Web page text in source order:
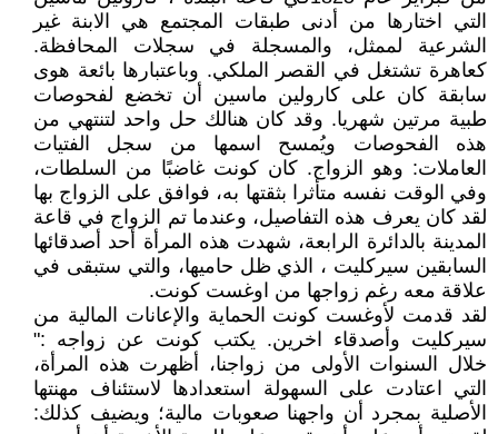
التي اختارها من أدنى طبقات المجتمع هي الابنة غير
الشرعية لممثل، والمسجلة في سجلات المحافظة.
كعاهرة تشتغل في القصر الملكي. وباعتبارها بائعة هوى
سابقة كان على كارولين ماسين أن تخضع لفحوصات
طبية مرتين شهريا. وقد كان هنالك حل واحد لتنتهي من
هذه الفحوصات ويُمسح اسمها من سجل الفتيات
العاملات: وهو الزواج. كان كونت غاضبًا من السلطات،
وفي الوقت نفسه متأثرا بثقتها به، فوافق على الزواج بها
لقد كان يعرف هذه التفاصيل، وعندما تم الزواج في قاعة
المدينة بالدائرة الرابعة، شهدت هذه المرأة أحد أصدقائها
السابقين سيركليت ، الذي ظل حاميها، والتي ستبقى في
علاقة معه رغم زواجها من اوغست كونت.
لقد قدمت لأوغست كونت الحماية والإعانات المالية من
سيركليت وأصدقاء اخرين. يكتب كونت عن زواجه :"
خلال السنوات الأولى من زواجنا، أظهرت هذه المرأة،
التي اعتادت على السهولة استعدادها لاستئناف مهنتها
الأصلية بمجرد أن واجهنا صعوبات مالية؛ ويضيف كذلك: